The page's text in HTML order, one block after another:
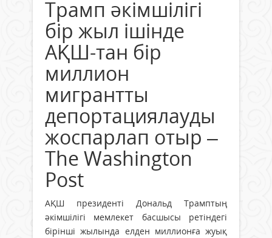
Трамп әкімшілігі
бір жыл ішінде
АҚШ-тан бір
миллион
мигрантты
депортациялауды
жоспарлап отыр –
The Washington
Post
АҚШ президенті Дональд Трамптың
әкімшілігі мемлекет басшысы ретіндегі
бірінші жылында елден миллионға жуық